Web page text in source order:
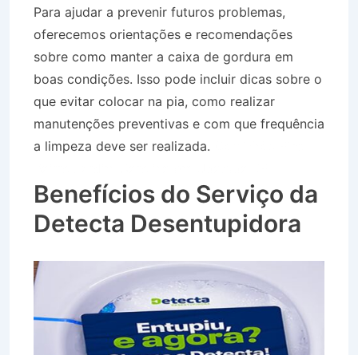
Para ajudar a prevenir futuros problemas,
oferecemos orientações e recomendações
sobre como manter a caixa de gordura em
boas condições. Isso pode incluir dicas sobre o
que evitar colocar na pia, como realizar
manutenções preventivas e com que frequência
a limpeza deve ser realizada.
Benefícios do Serviço da
Detecta Desentupidora